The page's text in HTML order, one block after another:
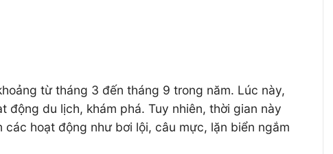
từ tháng 3 đến tháng 9 trong năm. Lúc này,
du lịch, khám phá. Tuy nhiên, thời gian này
hoạt động như bơi lội, câu mực, lặn biển ngắm